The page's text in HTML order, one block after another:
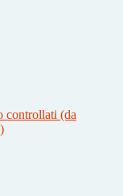
controllati (da